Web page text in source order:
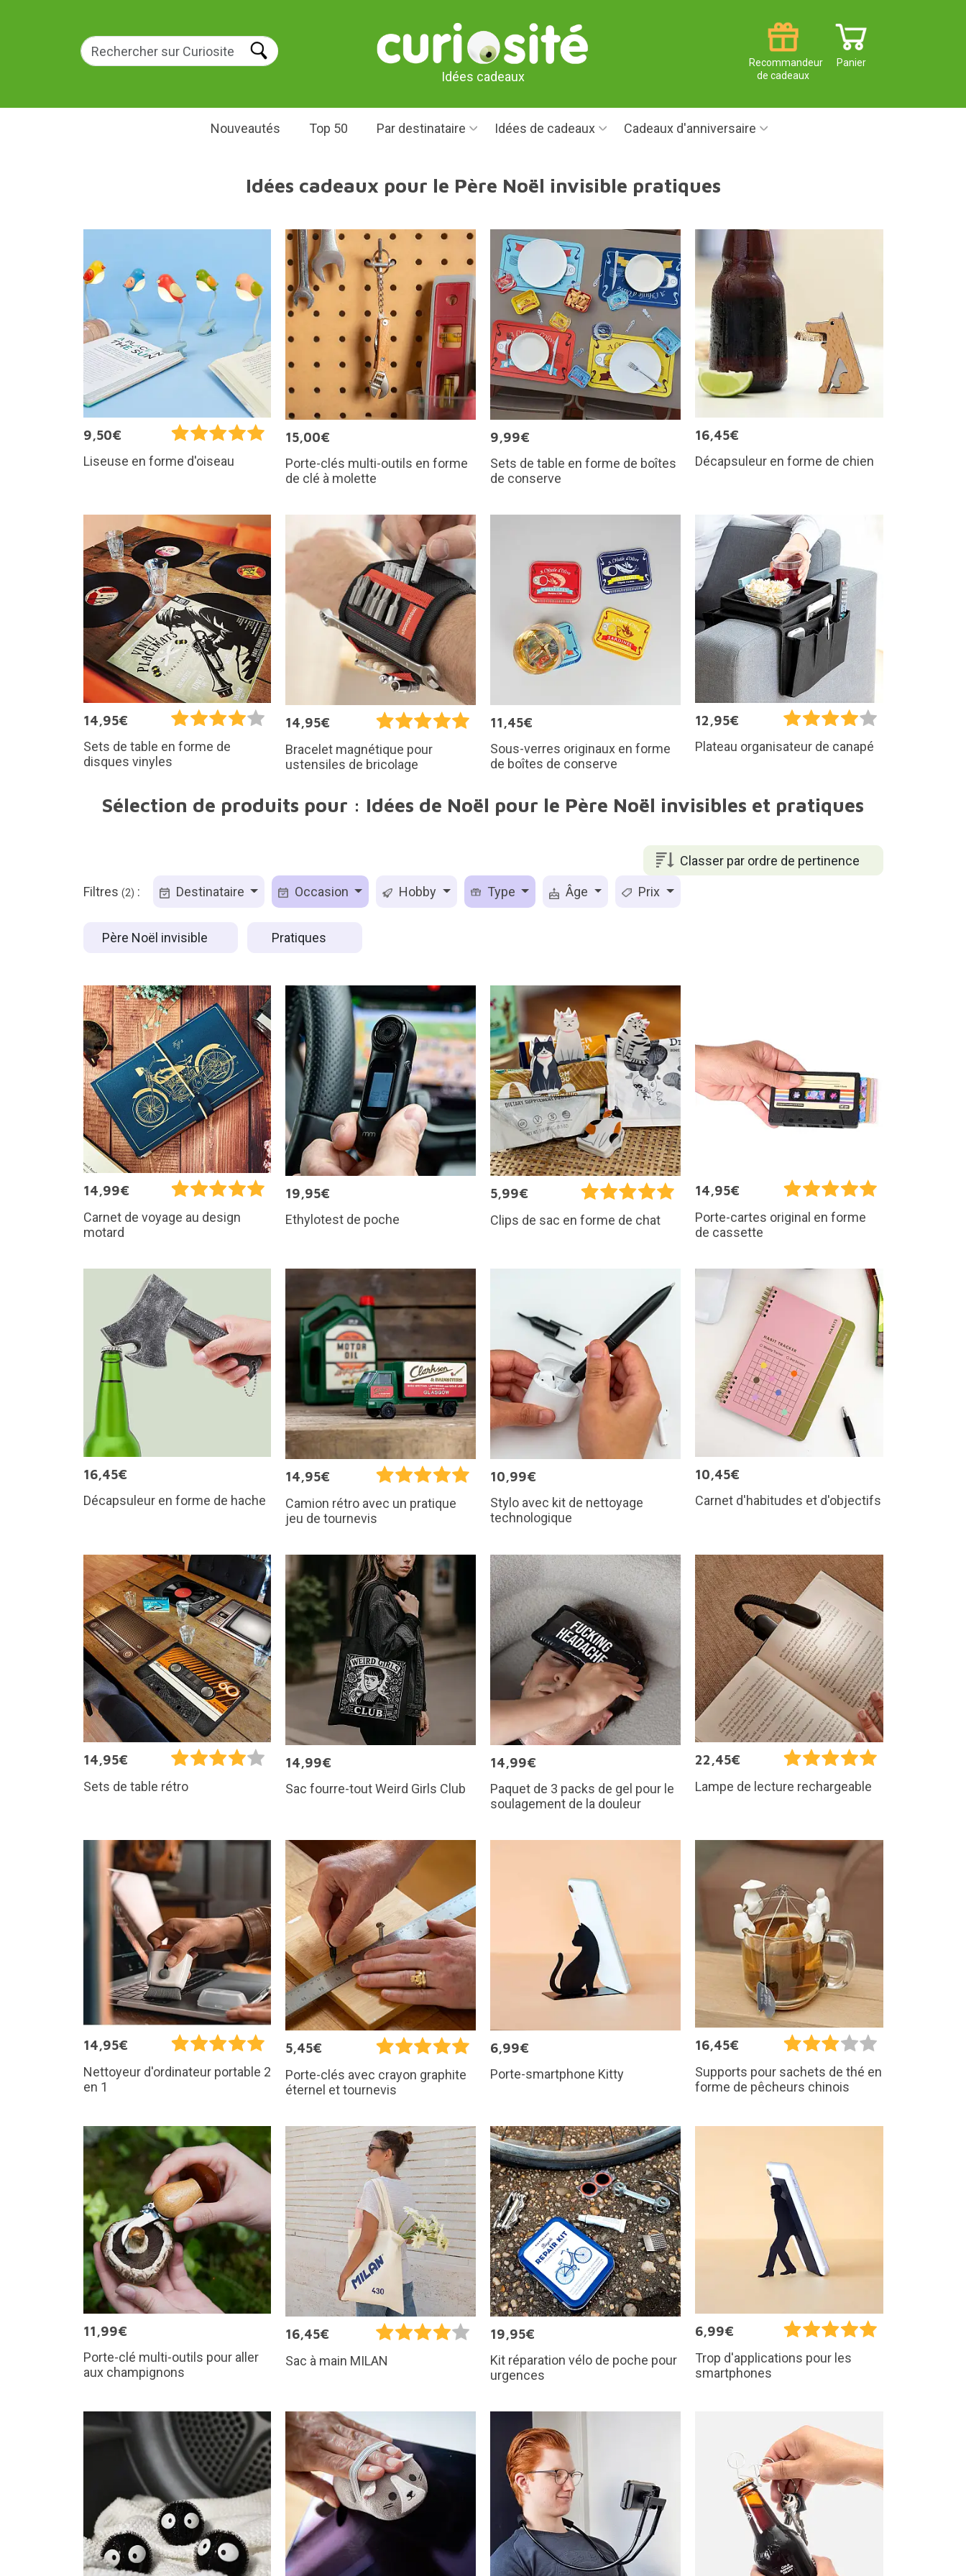
Idées cadeaux
Panier
Recommandeur
de cadeaux
Nouveautés Top 50 Par destinataire Idées de cadeaux Cadeaux d'anniversaire
Idées cadeaux pour le Père Noël invisible pratiques
9,50€
Liseuse en forme d'oiseau
15,00€
Porte-clés multi-outils en forme
de clé à molette
9,99€
Sets de table en forme de boîtes
de conserve
16,45€
Décapsuleur en forme de chien
14,95€
Sets de table en forme de
disques vinyles
14,95€
Bracelet magnétique pour
ustensiles de bricolage
11,45€
Sous-verres originaux en forme
de boîtes de conserve
12,95€
Plateau organisateur de canapé
Sélection de produits pour : Idées de Noël pour le Père Noël invisibles et pratiques
Classer par ordre de pertinence
Filtres (2) : Destinataire Occasion Hobby Type Âge Prix
Père Noël invisible Pratiques
14,99€
Carnet de voyage au design
motard
19,95€
Ethylotest de poche
5,99€
Clips de sac en forme de chat
14,95€
Porte-cartes original en forme
de cassette
16,45€
Décapsuleur en forme de hache
14,95€
Camion rétro avec un pratique
jeu de tournevis
10,99€
Stylo avec kit de nettoyage
technologique
10,45€
Carnet d'habitudes et d'objectifs
14,95€
Sets de table rétro
14,99€
Sac fourre-tout Weird Girls Club
14,99€
Paquet de 3 packs de gel pour le
soulagement de la douleur
22,45€
Lampe de lecture rechargeable
14,95€
Nettoyeur d'ordinateur portable 2
en 1
5,45€
Porte-clés avec crayon graphite
éternel et tournevis
6,99€
Porte-smartphone Kitty
16,45€
Supports pour sachets de thé en
forme de pêcheurs chinois
11,99€
Porte-clé multi-outils pour aller
aux champignons
16,45€
Sac à main MILAN
19,95€
Kit réparation vélo de poche pour
urgences
6,99€
Trop d'applications pour les
smartphones